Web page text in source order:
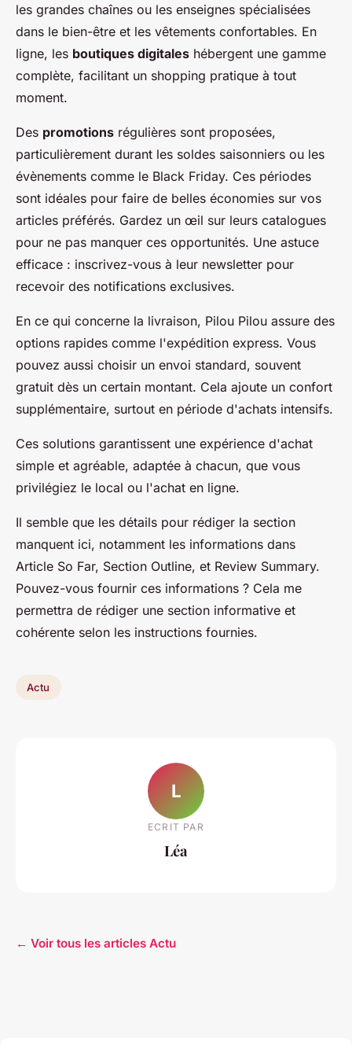
les grandes chaînes ou les enseignes spécialisées
dans le bien-être et les vêtements confortables. En
ligne, les boutiques digitales hébergent une gamme
complète, facilitant un shopping pratique à tout
moment.
Des promotions régulières sont proposées,
particulièrement durant les soldes saisonniers ou les
évènements comme le Black Friday. Ces périodes
sont idéales pour faire de belles économies sur vos
articles préférés. Gardez un œil sur leurs catalogues
pour ne pas manquer ces opportunités. Une astuce
efficace : inscrivez-vous à leur newsletter pour
recevoir des notifications exclusives.
En ce qui concerne la livraison, Pilou Pilou assure des
options rapides comme l'expédition express. Vous
pouvez aussi choisir un envoi standard, souvent
gratuit dès un certain montant. Cela ajoute un confort
supplémentaire, surtout en période d'achats intensifs.
Ces solutions garantissent une expérience d'achat
simple et agréable, adaptée à chacun, que vous
privilégiez le local ou l'achat en ligne.
Il semble que les détails pour rédiger la section
manquent ici, notamment les informations dans
Article So Far, Section Outline, et Review Summary.
Pouvez-vous fournir ces informations ? Cela me
permettra de rédiger une section informative et
cohérente selon les instructions fournies.
Actu
L
ECRIT PAR
Léa
← Voir tous les articles Actu